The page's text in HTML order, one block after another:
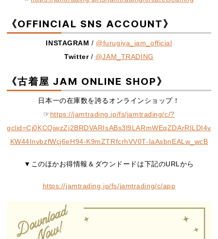
《OFFINCIAL SNS ACCOUNT》
INSTAGRAM / @furugiya_jam_official
Twitter/ @JAM_TRADING
《古着屋 JAM ONLINE SHOP》
日本一の在庫数を誇るオンラインショップ！
☞https://jamtrading.jp/fs/jamtrading/c/?
gclid=Cj0KCQjwzZj2BRDVARIsABs3l9LARmWEqZDArRILDI4v
KW44InvbzfWcj6eH94-K9mZTRfcrhVV0T-IaAsbnEALw_wcB
▼このほかお得情報＆ダウンドードは下記のURLから
https://jamtrading.jp/fs/jamtrading/c/app